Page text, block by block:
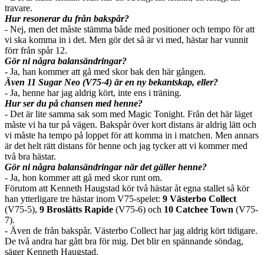
travare.
Hur resonerar du från bakspår?
- Nej, men det måste stämma både med positioner och tempo för att
vi ska komma in i det. Men gör det så är vi med, hästar har vunnit
förr från spår 12.
Gör ni några balansändringar?
- Ja, han kommer att gå med skor bak den här gången.
Även 11 Sugar Neo (V75-4) är en ny bekantskap, eller?
- Ja, henne har jag aldrig kört, inte ens i träning.
Hur ser du på chansen med henne?
- Det är lite samma sak som med Magic Tonight. Från det här läget
måste vi ha tur på vägen. Bakspår över kort distans är aldrig lätt och
vi måste ha tempo på loppet för att komma in i matchen. Men annars
är det helt rätt distans för henne och jag tycker att vi kommer med
två bra hästar.
Gör ni några balansändringar när det gäller henne?
- Ja, hon kommer att gå med skor runt om.
Förutom att Kenneth Haugstad kör två hästar åt egna stallet så kör
han ytterligare tre hästar inom V75-spelet: 9 Västerbo Collect
(V75-5), 9 Broslätts Rapide (V75-6) och 10 Catchee Town (V75-
7).
- Även de från bakspår. Västerbo Collect har jag aldrig kört tidigare.
De två andra har gått bra för mig. Det blir en spännande söndag,
säger Kenneth Haugstad.